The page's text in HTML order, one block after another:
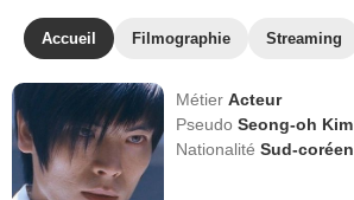
Accueil Filmographie Streaming
MétierActeur
PseudoSeong-oh Kim
NationalitéSud-coréen